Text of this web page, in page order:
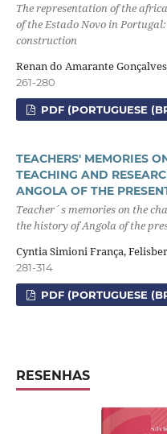
The representation of the
of the Estado Novo in
construction
Renan do Amarante Gonçalves
261-280
PDF (PORTUGUESE
TEACHERS' MEMORIES
TEACHING AND
ANGOLA OF THE
Teacher´s memories on the
the history of Angola of the
Cyntia Simioni França,
281-314
PDF (PORTUGUESE
RESENHAS